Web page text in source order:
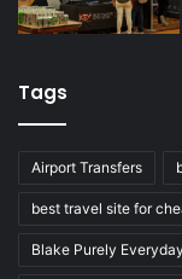
Tags
Airport Transfers
best travel site for
Blake Purely Everyday